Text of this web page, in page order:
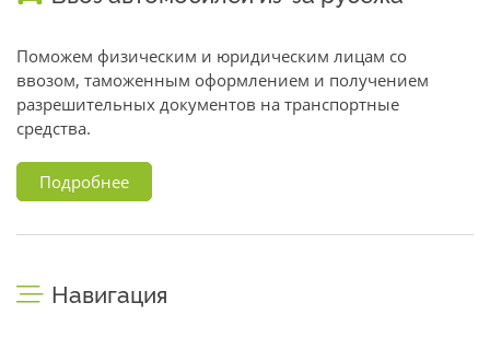
Поможем физическим и юридическим лицам со
ввозом, таможенным оформлением и получением
разрешительных документов на транспортные
средства.
Подробнее
Навигация